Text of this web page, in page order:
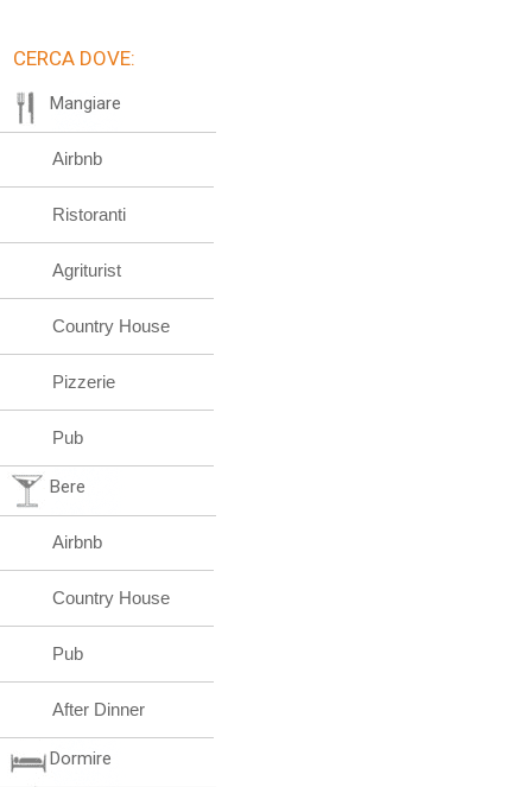
CERCA DOVE:
Mangiare
Airbnb
Ristoranti
Agriturist
Country House
Pizzerie
Pub
Bere
Airbnb
Country House
Pub
After Dinner
Dormire